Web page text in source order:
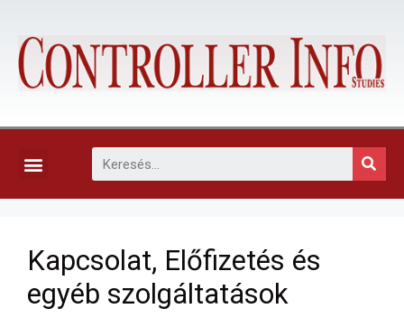
Kapcsolat, Előfizetés és
egyéb szolgáltatások